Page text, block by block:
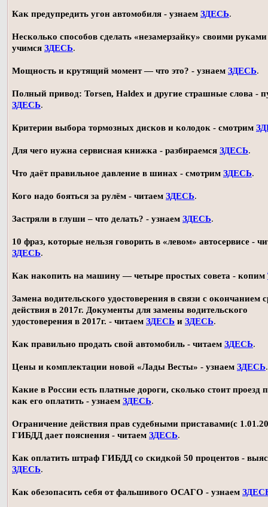
Как предупредить угон автомобиля - узнаем ЗДЕСЬ.
Несколько способов сделать «незамерзайку» своими
учимся ЗДЕСЬ.
Мощность и крутящий момент — что это? - узнаем ЗДЕСЬ.
Полный привод: Torsen, Haldex и другие страшные слова -
ЗДЕСЬ.
Критерии выбора тормозных дисков и колодок - смотрим
Для чего нужна сервисная книжка - разбираемся ЗДЕСЬ.
Что даёт правильное давление в шинах - смотрим ЗДЕСЬ.
Кого надо бояться за рулём - читаем ЗДЕСЬ.
Застряли в глуши – что делать? - узнаем ЗДЕСЬ.
10 фраз, которые нельзя говорить в «левом» автосервисе -
ЗДЕСЬ.
Как накопить на машину — четыре простых совета - копим
Замена водительского удостоверения в связи с окончанием
действия в 2017г. Документы для замены водительского
удостоверения в 2017г. - читаем ЗДЕСЬ и ЗДЕСЬ.
Как правильно продать свой автомобиль - читаем ЗДЕСЬ.
Цены и комплектации новой «Лады Весты» - узнаем ЗДЕСЬ.
Какие в России есть платные дороги, сколько стоит проезд
как его оплатить - узнаем ЗДЕСЬ.
Ограничение действия прав судебными приставами(с
ГИБДД дает пояснения - читаем ЗДЕСЬ.
Как оплатить штраф ГИБДД со скидкой 50 процентов -
ЗДЕСЬ.
Как обезопасить себя от фальшивого ОСАГО - узнаем